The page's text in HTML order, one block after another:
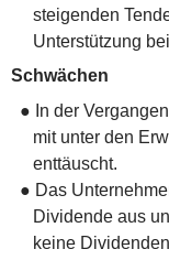
steigenden
Unterstützung
Schwächen
● In der
mit unter den
enttäuscht.
● Das
Dividende aus
keine